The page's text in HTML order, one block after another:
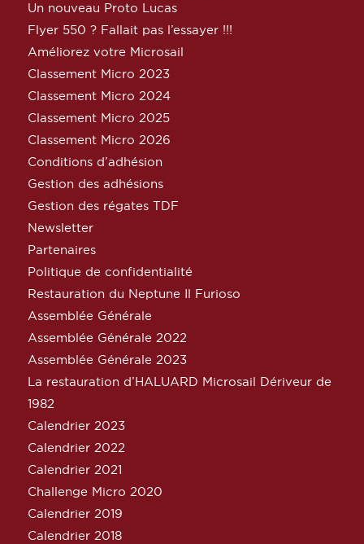
Un nouveau Proto Lucas
Flyer 550 ? Fallait pas l’essayer !!!
Améliorez votre Microsail
Classement Micro 2023
Classement Micro 2024
Classement Micro 2025
Classement Micro 2026
Conditions d’adhésion
Gestion des adhésions
Gestion des régates TDF
Newsletter
Partenaires
Politique de confidentialité
Restauration du Neptune Il Furioso
Assemblée Générale
Assemblée Générale 2022
Assemblée Générale 2023
La restauration d’HALUARD Microsail Dériveur de
1982
Calendrier 2023
Calendrier 2022
Calendrier 2021
Challenge Micro 2020
Calendrier 2019
Calendrier 2018